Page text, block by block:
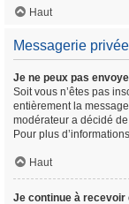
Haut
Messagerie privée
Je ne peux pas
Soit vous n’êtes pas
entièrement la
modérateur a décidé
Pour plus
Haut
Je continue à